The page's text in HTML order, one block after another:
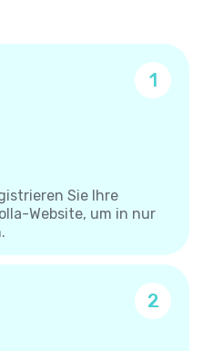
1
Sie Ihre
Website, um in nur
2